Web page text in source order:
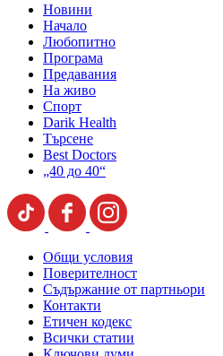
Новини
Начало
Любопитно
Програма
Предавания
На живо
Спорт
Darik Health
Търсене
Best Doctors
„40 до 40“
Общи условия
Поверителност
Съдържание от партньори
Контакти
Етичен кодекс
Всички статии